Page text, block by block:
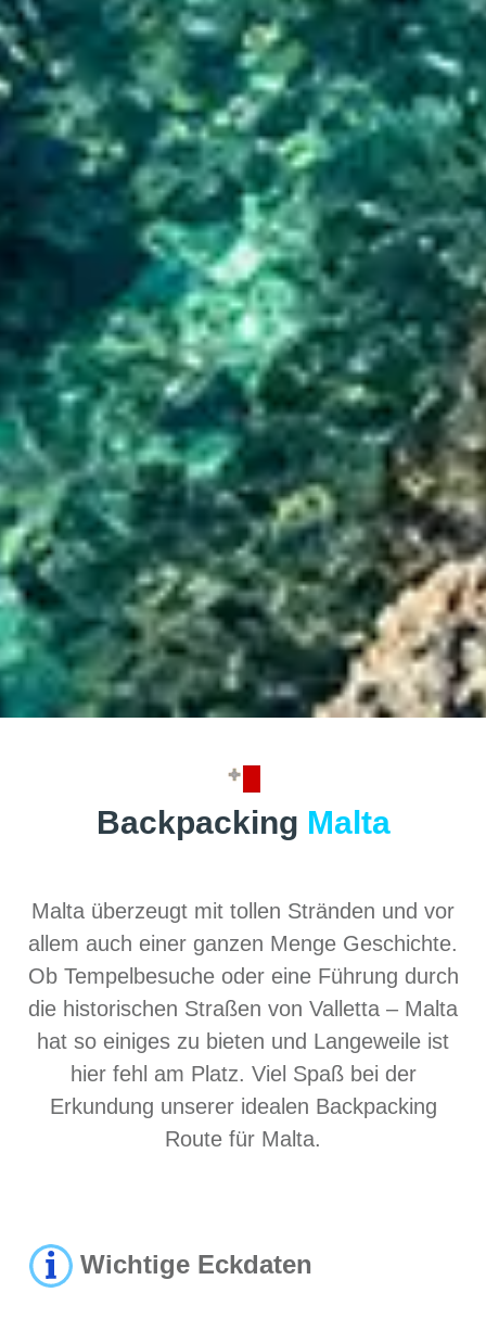
Backpacking Malta
Malta überzeugt mit tollen Stränden und vor
allem auch einer ganzen Menge Geschichte.
Ob Tempelbesuche oder eine Führung durch
die historischen Straßen von Valletta – Malta
hat so einiges zu bieten und Langeweile ist
hier fehl am Platz. Viel Spaß bei der
Erkundung unserer idealen Backpacking
Route für Malta.
Wichtige Eckdaten